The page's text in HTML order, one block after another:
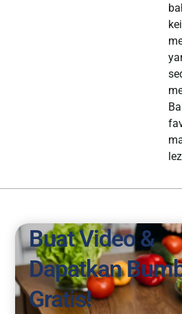
Buat Video &
Dapatkan
Gratis!